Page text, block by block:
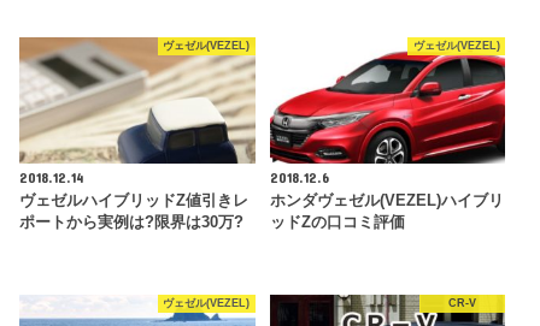
ヴェゼル(VEZEL)
2018.12.14
ヴェゼルハイブリッドZ値引きレ
ポートから実例は?限界は30万?
ヴェゼル(VEZEL)
2018.12.6
ホンダヴェゼル(VEZEL)ハイブリ
ッドZの口コミ評価
ヴェゼル(VEZEL) CR-V